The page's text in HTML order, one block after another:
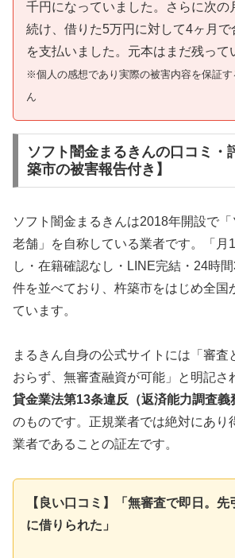
千円になっていました。さらに次の
続け、借りた5万円に対して4ヶ月で
を支払いました。元本はまだ残って
※個人の感想であり実際の被害内容を保証
ん
ソフト闇金まるきんの口コミ・
築市の被害報告付き】
ソフト闇金まるきんは2018年開設で
老舗」を自称している業者です。「月
し・在籍確認なし・LINE完結・24時
件を並べており、杵築市をはじめ全国
ています。
まるきん自身の公式サイトには「審査
おらず、無審査融資が可能」と明記さ
貸金業法第13条違反（返済能力調査義
のものです。正規業者では絶対にあり
業者であることの証左です。
【良い口コミ】「無審査で即日。
に借りられた」